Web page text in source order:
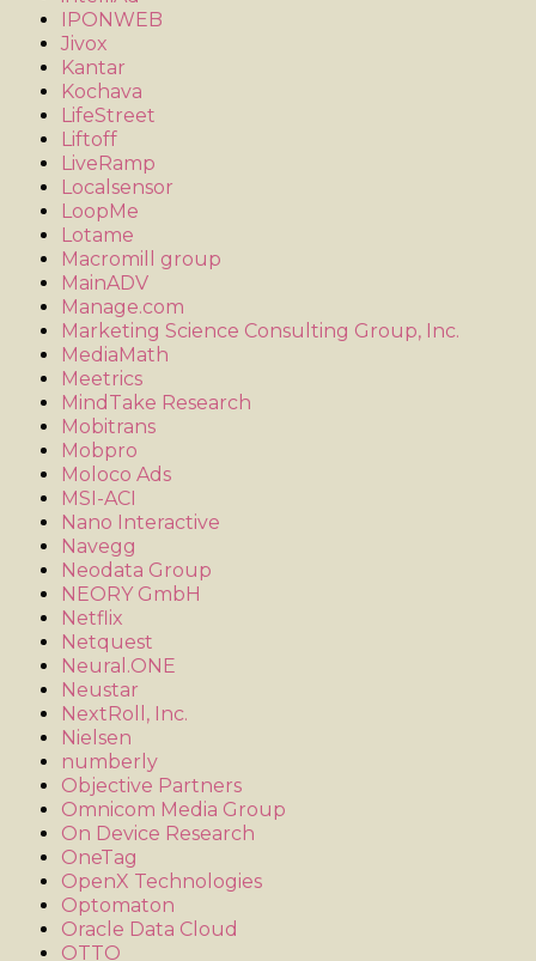
IPONWEB
Jivox
Kantar
Kochava
LifeStreet
Liftoff
LiveRamp
Localsensor
LoopMe
Lotame
Macromill group
MainADV
Manage.com
Marketing Science Consulting Group, Inc.
MediaMath
Meetrics
MindTake Research
Mobitrans
Mobpro
Moloco Ads
MSI-ACI
Nano Interactive
Navegg
Neodata Group
NEORY GmbH
Netflix
Netquest
Neural.ONE
Neustar
NextRoll, Inc.
Nielsen
numberly
Objective Partners
Omnicom Media Group
On Device Research
OneTag
OpenX Technologies
Optomaton
Oracle Data Cloud
OTTO